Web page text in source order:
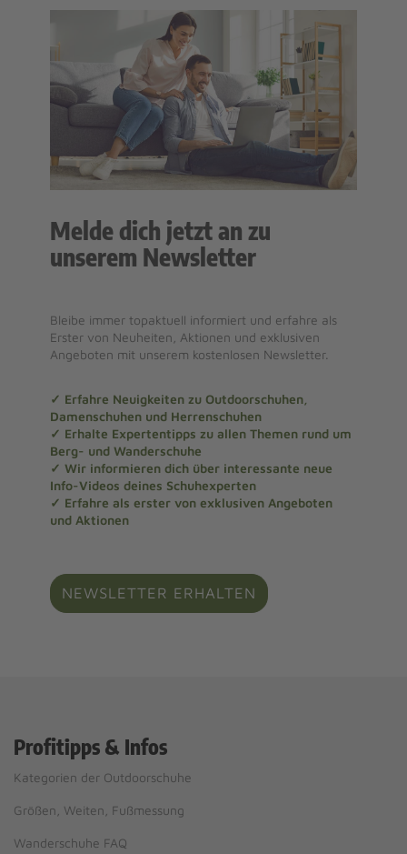
Melde dich jetzt an zu
unserem Newsletter
Bleibe immer topaktuell informiert und erfahre als
Erster von Neuheiten, Aktionen und exklusiven
Angeboten mit unserem kostenlosen Newsletter.
✓ Erfahre Neuigkeiten zu Outdoorschuhen,
Damenschuhen und Herrenschuhen
✓ Erhalte Expertentipps zu allen Themen rund um
Berg- und Wanderschuhe
✓ Wir informieren dich über interessante neue
Info-Videos deines Schuhexperten
✓ Erfahre als erster von exklusiven Angeboten
und Aktionen
NEWSLETTER ERHALTEN
Profitipps & Infos
Kategorien der Outdoorschuhe
Größen, Weiten, Fußmessung
Wanderschuhe FAQ